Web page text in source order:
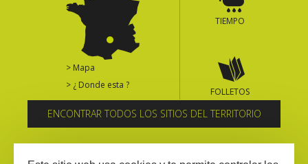
arte y historia
De la valle del Lot al País
Decazeville – Aubin
Patrimonio mundial de la
> Mapa
> ¿ Donde esta ?
TIEMPO
FOLLETOS
ENCONTRAR TODOS LOS SITIOS DEL TERRITORIO
Suscríbase al boletín informativo